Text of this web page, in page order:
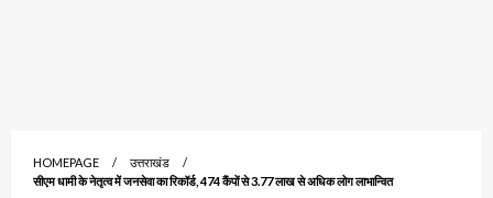
HOMEPAGE
उत्तराखंड
सीएम धामी के नेतृत्व में जनसेवा का रिकॉर्ड, 474 कैंपों से 3.77 लाख से अधिक लोग लाभान्वित